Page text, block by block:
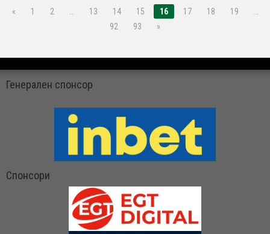
« 1 2 … 13 14 15 16 17 18 19
…
92
93 »
Генерален спонсор
Спонсори